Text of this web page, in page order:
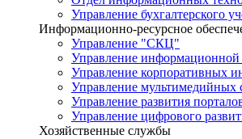
Управление бухгалтерского
Информационно-ресурсное
Управление "СКЦ"
Управление информационной
Управление корпоративных
Управление мультимедийных
Управление развития
Управление цифрового
Хозяйственные службы